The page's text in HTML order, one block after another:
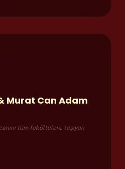
Murat Can Adam
tüm fakültelere taşıyan